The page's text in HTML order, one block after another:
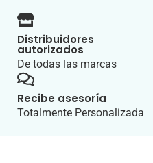
Distribuidores
autorizados
De todas las marcas
Recibe asesoría
Totalmente Personalizada